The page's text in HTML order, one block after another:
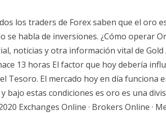
los traders de Forex saben que el oro
se habla de inversiones. ¿Cómo operar
noticias y otra información vital de Gold
13 horas El factor que hoy debería
Tesoro. El mercado hoy en día funciona
bajo estas condiciones es oro es una
Exchanges Online · Brokers Online ·